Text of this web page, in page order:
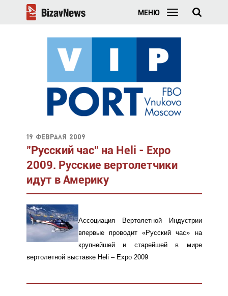
МЕНЮ
19 февраля 2009
"Русский час" на Heli - Expo
2009. Русские вертолетчики
идут в Америку
Ассоциация Вертолетной Индустрии
впервые проводит «Русский час» на
крупнейшей и старейшей в мире
вертолетной выставке Heli – Expo 2009